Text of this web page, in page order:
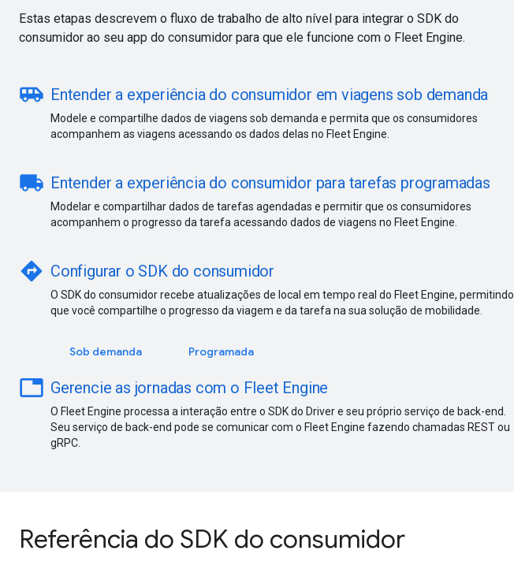
Estas etapas descrevem o fluxo de trabalho de alto nível para integrar o SDK do
consumidor ao seu app do consumidor para que ele funcione com o Fleet Engine.
airport_shuttle Entender a experiência do consumidor em viagens sob demanda
Modele e compartilhe dados de viagens sob demanda e permita que os consumidores
acompanhem as viagens acessando os dados delas no Fleet Engine.
local_shipping Entender a experiência do consumidor para tarefas programadas
Modelar e compartilhar dados de tarefas agendadas e permitir que os consumidores
acompanhem o progresso da tarefa acessando dados de viagens no Fleet Engine.
directions Configurar o SDK do consumidor
O SDK do consumidor recebe atualizações de local em tempo real do Fleet Engine, permitindo
que você compartilhe o progresso da viagem e da tarefa na sua solução de mobilidade.
Sob demanda Programada
table
Gerencie as jornadas com o Fleet Engine
O Fleet Engine processa a interação entre o SDK do Driver e seu próprio serviço de back-end.
Seu serviço de back-end pode se comunicar com o Fleet Engine fazendo chamadas REST ou
gRPC.
Referência do SDK do consumidor